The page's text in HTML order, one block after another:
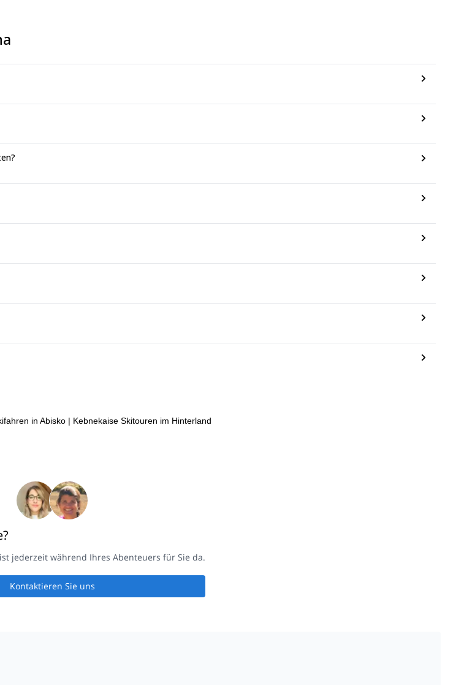
in Abisko | Kebnekaise Skitouren im Hinterland
jederzeit während Ihres Abenteuers für Sie da.
Kontaktieren Sie uns